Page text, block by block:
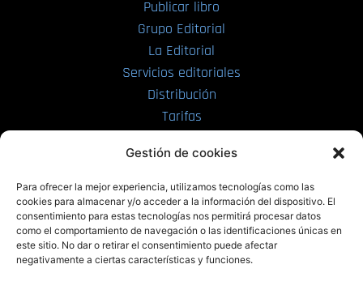
Gestión de cookies
Para ofrecer la mejor experiencia, utilizamos tecnologías como las
cookies para almacenar y/o acceder a la información del dispositivo. El
consentimiento para estas tecnologías nos permitirá procesar datos
como el comportamiento de navegación o las identificaciones únicas en
este sitio. No dar o retirar el consentimiento puede afectar
negativamente a ciertas características y funciones.
Publicar libro
Grupo Editorial
La Editorial
Servicios editoriales
Distribución
Tarifas
PRL | Films
PRL | Play
PRL | LAB